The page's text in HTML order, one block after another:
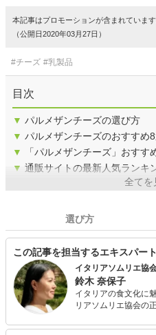
本記事はプロモーションが含まれていま
（公開日2020年03月27日）
#チーズ #乳製品
目次
▼ パルメザンチーズの選び方
▼ パルメザンチーズのおすすめ
▼
「パルメザンチーズ」おすす
▼ 通販サイトの最新人気ランキ
全てを
選び方
この記事を担当するエキスパート
イタリアソムリエ協
鈴木 奈保子
イタリアの食文化に
リアソムリエ協会の
から、シンプルでヘ